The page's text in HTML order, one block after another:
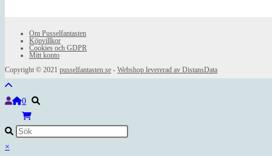
Om Pusselfantasten
Köpvillkor
Cookies och GDPR
Mitt konto
Copyright © 2021 pusselfantasten.se - Webshop levererad av DistansData
0
×